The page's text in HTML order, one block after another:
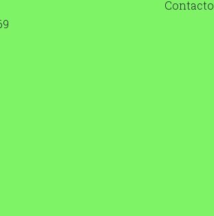
Contacto